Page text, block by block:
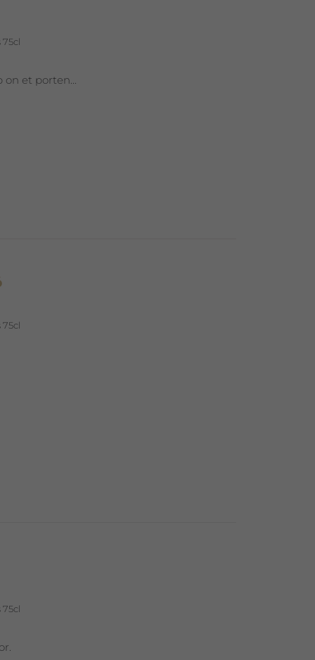
on et porten...